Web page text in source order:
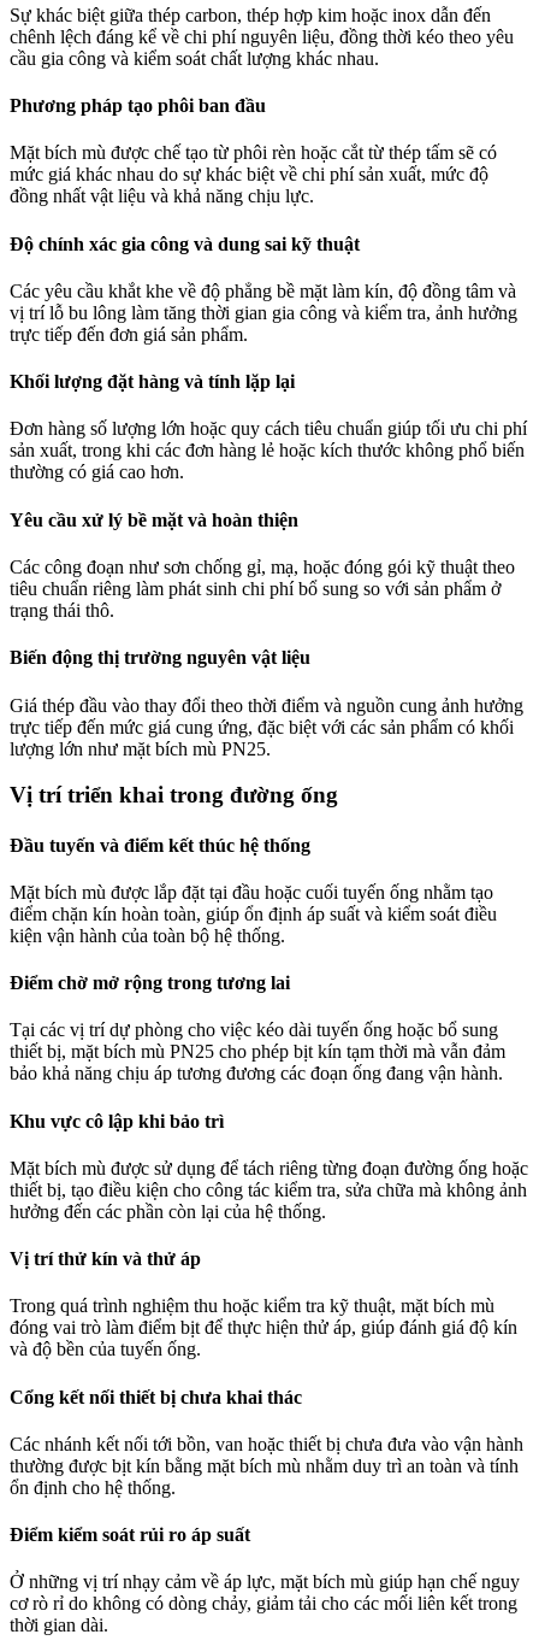
Sự khác biệt giữa thép carbon, thép hợp kim hoặc inox dẫn đến
chênh lệch đáng kể về chi phí nguyên liệu, đồng thời kéo theo yêu
cầu gia công và kiểm soát chất lượng khác nhau.
Phương pháp tạo phôi ban đầu
Mặt bích mù được chế tạo từ phôi rèn hoặc cắt từ thép tấm sẽ có
mức giá khác nhau do sự khác biệt về chi phí sản xuất, mức độ
đồng nhất vật liệu và khả năng chịu lực.
Độ chính xác gia công và dung sai kỹ thuật
Các yêu cầu khắt khe về độ phẳng bề mặt làm kín, độ đồng tâm và
vị trí lỗ bu lông làm tăng thời gian gia công và kiểm tra, ảnh hưởng
trực tiếp đến đơn giá sản phẩm.
Khối lượng đặt hàng và tính lặp lại
Đơn hàng số lượng lớn hoặc quy cách tiêu chuẩn giúp tối ưu chi phí
sản xuất, trong khi các đơn hàng lẻ hoặc kích thước không phổ biến
thường có giá cao hơn.
Yêu cầu xử lý bề mặt và hoàn thiện
Các công đoạn như sơn chống gỉ, mạ, hoặc đóng gói kỹ thuật theo
tiêu chuẩn riêng làm phát sinh chi phí bổ sung so với sản phẩm ở
trạng thái thô.
Biến động thị trường nguyên vật liệu
Giá thép đầu vào thay đổi theo thời điểm và nguồn cung ảnh hưởng
trực tiếp đến mức giá cung ứng, đặc biệt với các sản phẩm có khối
lượng lớn như mặt bích mù PN25.
Vị trí triển khai trong đường ống
Đầu tuyến và điểm kết thúc hệ thống
Mặt bích mù được lắp đặt tại đầu hoặc cuối tuyến ống nhằm tạo
điểm chặn kín hoàn toàn, giúp ổn định áp suất và kiểm soát điều
kiện vận hành của toàn bộ hệ thống.
Điểm chờ mở rộng trong tương lai
Tại các vị trí dự phòng cho việc kéo dài tuyến ống hoặc bổ sung
thiết bị, mặt bích mù PN25 cho phép bịt kín tạm thời mà vẫn đảm
bảo khả năng chịu áp tương đương các đoạn ống đang vận hành.
Khu vực cô lập khi bảo trì
Mặt bích mù được sử dụng để tách riêng từng đoạn đường ống hoặc
thiết bị, tạo điều kiện cho công tác kiểm tra, sửa chữa mà không ảnh
hưởng đến các phần còn lại của hệ thống.
Vị trí thử kín và thử áp
Trong quá trình nghiệm thu hoặc kiểm tra kỹ thuật, mặt bích mù
đóng vai trò làm điểm bịt để thực hiện thử áp, giúp đánh giá độ kín
và độ bền của tuyến ống.
Cổng kết nối thiết bị chưa khai thác
Các nhánh kết nối tới bồn, van hoặc thiết bị chưa đưa vào vận hành
thường được bịt kín bằng mặt bích mù nhằm duy trì an toàn và tính
ổn định cho hệ thống.
Điểm kiểm soát rủi ro áp suất
Ở những vị trí nhạy cảm về áp lực, mặt bích mù giúp hạn chế nguy
cơ rò rỉ do không có dòng chảy, giảm tải cho các mối liên kết trong
thời gian dài.